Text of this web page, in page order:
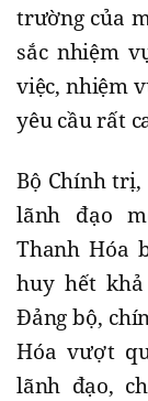
trường của
sắc nhiệm
việc, nhiệm
yêu cầu rất
Bộ Chính trị,
lãnh đạo
Thanh Hóa
huy hết
Đảng bộ,
Hóa vượt
lãnh đạo,